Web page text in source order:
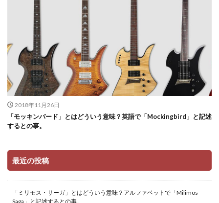
2018年11月26日
「モッキンバード」とはどういう意味？英語で「Mockingbird」と記述
するとの事。
最近の投稿
「ミリモス・サーガ」とはどういう意味？アルファベットで「Milimos
Saga」と記述するとの事。